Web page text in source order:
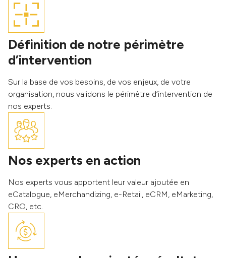
Définition de notre périmètre
d’intervention
Sur la base de vos besoins, de vos enjeux, de votre
organisation, nous validons le périmètre d’intervention de
nos experts.
Nos experts en action
Nos experts vous apportent leur valeur ajoutée en
eCatalogue, eMerchandizing, e-Retail, eCRM, eMarketing,
CRO, etc.